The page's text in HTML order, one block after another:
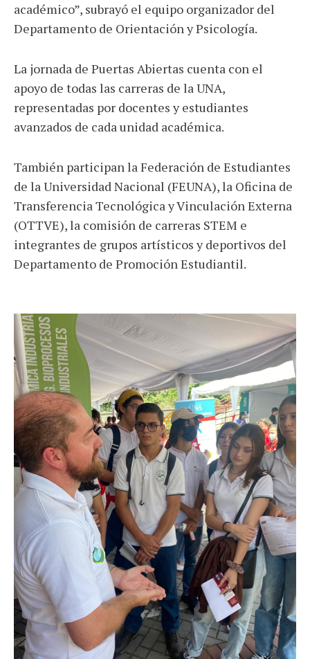
académico”, subrayó el equipo organizador del
Departamento de Orientación y Psicología.
La jornada de Puertas Abiertas cuenta con el
apoyo de todas las carreras de la UNA,
representadas por docentes y estudiantes
avanzados de cada unidad académica.
También participan la Federación de Estudiantes
de la Universidad Nacional (FEUNA), la Oficina de
Transferencia Tecnológica y Vinculación Externa
(OTTVE), la comisión de carreras STEM e
integrantes de grupos artísticos y deportivos del
Departamento de Promoción Estudiantil.